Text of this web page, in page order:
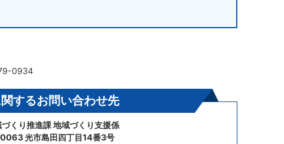
0934
するお問い合わせ先
くり推進課 地域づくり支援係
光市島田四丁目14番3号